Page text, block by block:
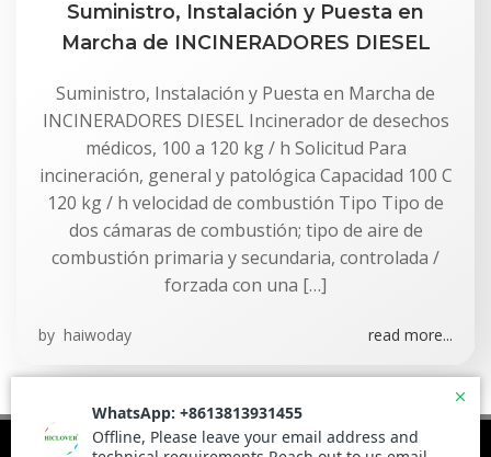
Suministro, Instalación y Puesta en
Marcha de INCINERADORES DIESEL
Suministro, Instalación y Puesta en Marcha de
INCINERADORES DIESEL Incinerador de desechos
médicos, 100 a 120 kg / h Solicitud Para
incineración, general y patológica Capacidad 100 C
120 kg / h velocidad de combustión Tipo Tipo de
dos cámaras de combustión; tipo de aire de
combustión primaria y secundaria, controlada /
forzada con una […]
by haiwoday read more...